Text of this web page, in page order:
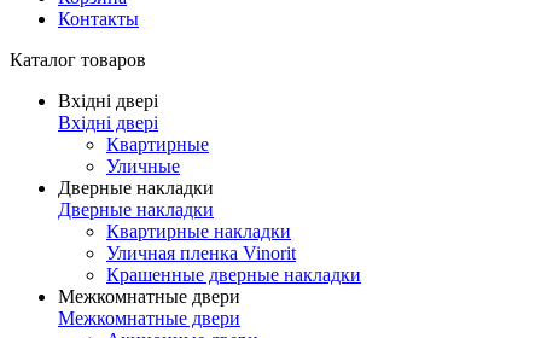
Контакты
Каталог товаров
Вхідні двері
Вхідні двері
Квартирные
Уличные
Дверные накладки
Дверные накладки
Квартирные накладки
Уличная пленка Vinorit
Крашенные дверные накладки
Межкомнатные двери
Межкомнатные двери